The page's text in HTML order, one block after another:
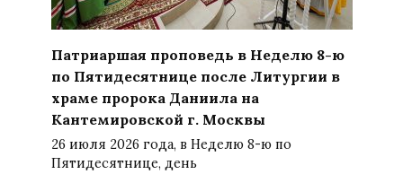
Патриаршая проповедь в Неделю 8-ю
по Пятидесятнице после Литургии в
храме пророка Даниила на
Кантемировской г. Москвы
26 июля 2026 года, в Неделю 8-ю по
Пятидесятнице, день